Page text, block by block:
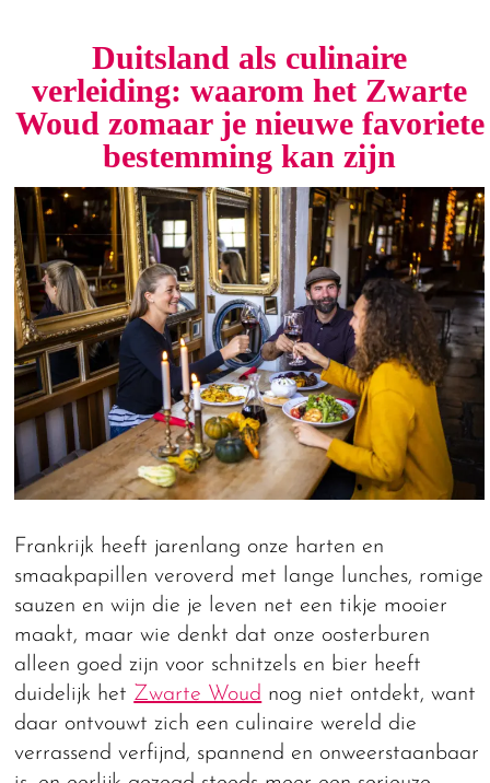
Duitsland als culinaire
verleiding: waarom het Zwarte
Woud zomaar je nieuwe favoriete
bestemming kan zijn
Frankrijk heeft jarenlang onze harten en
smaakpapillen veroverd met lange lunches, romige
sauzen en wijn die je leven net een tikje mooier
maakt, maar wie denkt dat onze oosterburen
alleen goed zijn voor schnitzels en bier heeft
duidelijk het Zwarte Woud nog niet ontdekt, want
daar ontvouwt zich een culinaire wereld die
verrassend verfijnd, spannend en onweerstaanbaar